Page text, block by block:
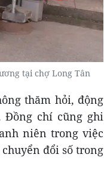
tại chợ Long Tân
thăm hỏi, động
Đồng chí cũng ghi
niên trong việc
đổi số trong